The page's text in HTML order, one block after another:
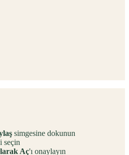
simgesine dokunun
seçin
Aç'ı onaylayın